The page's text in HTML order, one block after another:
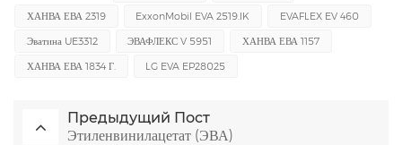
ХАНВА ЕВА 2319
ExxonMobil EVA 2519.IK
EVAFLEX EV 460
Эватина UE3312
ЭВАФЛЕКС V 5951
ХАНВА ЕВА 1157
ХАНВА ЕВА 1834 Г.
LG EVA EP28025
Предыдущий Пост
Этиленвинилацетат (ЭВА)